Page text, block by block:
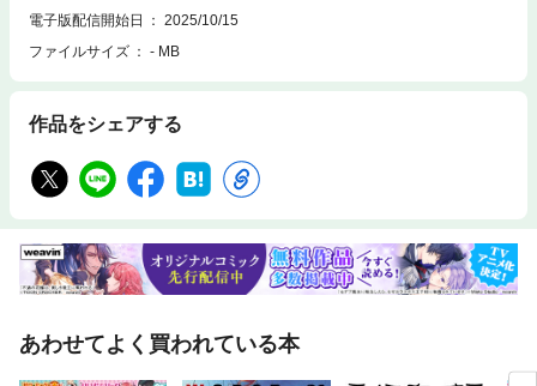
電子版配信開始日
2025/10/15
ファイルサイズ
- MB
作品をシェアする
あわせてよく買われている本